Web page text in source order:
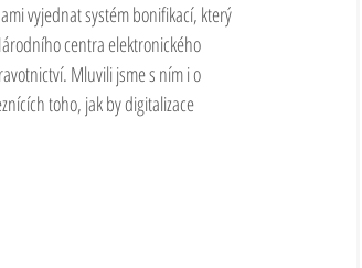
vyjednat systém bonifikací, který
centra elektronického
Mluvili jsme s ním i o
toho, jak by digitalizace